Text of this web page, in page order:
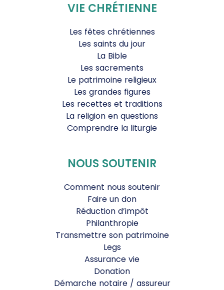
VIE CHRÉTIENNE
Les fêtes chrétiennes
Les saints du jour
La Bible
Les sacrements
Le patrimoine religieux
Les grandes figures
Les recettes et traditions
La religion en questions
Comprendre la liturgie
NOUS SOUTENIR
Comment nous soutenir
Faire un don
Réduction d’impôt
Philanthropie
Transmettre son patrimoine
Legs
Assurance vie
Donation
Démarche notaire / assureur